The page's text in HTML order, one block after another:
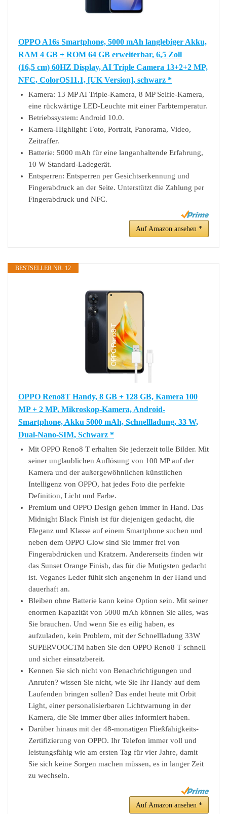
OPPO A16s Smartphone, 5000 mAh langlebiger Akku,
RAM 4 GB + ROM 64 GB erweiterbar, 6,5 Zoll
(16,5 cm) 60HZ Display, AI Triple Camera 13+2+2 MP,
NFC, ColorOS11.1, [UK Version], schwarz *
Kamera: 13 MP AI Triple-Kamera, 8 MP Selfie-Kamera,
eine rückwärtige LED-Leuchte mit einer Farbtemperatur.
Betriebssystem: Android 10.0.
Kamera-Highlight: Foto, Portrait, Panorama, Video,
Zeitraffer.
Batterie: 5000 mAh für eine langanhaltende Erfahrung,
10 W Standard-Ladegerät.
Entsperren: Entsperren per Gesichtserkennung und
Fingerabdruck an der Seite. Unterstützt die Zahlung per
Fingerabdruck und NFC.
Auf Amazon ansehen *
BESTSELLER NR. 12
OPPO Reno8T Handy, 8 GB + 128 GB, Kamera 100
MP + 2 MP, Mikroskop-Kamera, Android-
Smartphone, Akku 5000 mAh, Schnellladung, 33 W,
Dual-Nano-SIM, Schwarz *
Mit OPPO Reno8 T erhalten Sie jederzeit tolle Bilder. Mit
seiner unglaublichen Auflösung von 100 MP auf der
Kamera und der außergewöhnlichen künstlichen
Intelligenz von OPPO, hat jedes Foto die perfekte
Definition, Licht und Farbe.
Premium und OPPO Design gehen immer in Hand. Das
Midnight Black Finish ist für diejenigen gedacht, die
Eleganz und Klasse auf einem Smartphone suchen und
neben dem OPPO Glow sind Sie immer frei von
Fingerabdrücken und Kratzern. Andererseits finden wir
das Sunset Orange Finish, das für die Mutigsten gedacht
ist. Veganes Leder fühlt sich angenehm in der Hand und
dauerhaft an.
Bleiben ohne Batterie kann keine Option sein. Mit seiner
enormen Kapazität von 5000 mAh können Sie alles, was
Sie brauchen. Und wenn Sie es eilig haben, es
aufzuladen, kein Problem, mit der Schnellladung 33W
SUPERVOOCTM haben Sie den OPPO Reno8 T schnell
und sicher einsatzbereit.
Kennen Sie sich nicht von Benachrichtigungen und
Anrufen? wissen Sie nicht, wie Sie Ihr Handy auf dem
Laufenden bringen sollen? Das endet heute mit Orbit
Light, einer personalisierbaren Lichtwarnung in der
Kamera, die Sie immer über alles informiert haben.
Darüber hinaus mit der 48-monatigen Fließfähigkeits-
Zertifizierung von OPPO. Ihr Telefon immer voll und
leistungsfähig wie am ersten Tag für vier Jahre, damit
Sie sich keine Sorgen machen müssen, es in langer Zeit
zu wechseln.
Auf Amazon ansehen *